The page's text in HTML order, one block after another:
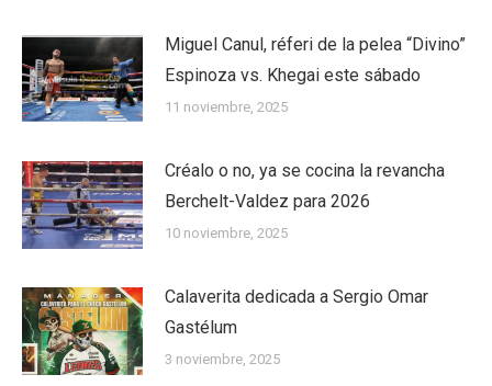
Miguel Canul, réferi de la pelea “Divino”
Espinoza vs. Khegai este sábado
11 noviembre, 2025
Créalo o no, ya se cocina la revancha
Berchelt-Valdez para 2026
10 noviembre, 2025
Calaverita dedicada a Sergio Omar
Gastélum
3 noviembre, 2025